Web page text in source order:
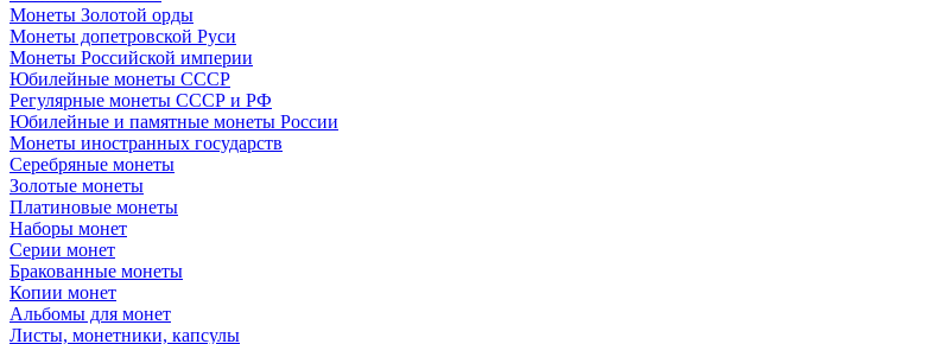
Монеты Золотой орды
Монеты допетровской Руси
Монеты Российской империи
Юбилейные монеты СССР
Регулярные монеты СССР и РФ
Юбилейные и памятные монеты России
Монеты иностранных государств
Серебряные монеты
Золотые монеты
Платиновые монеты
Наборы монет
Серии монет
Бракованные монеты
Копии монет
Альбомы для монет
Листы, монетники, капсулы